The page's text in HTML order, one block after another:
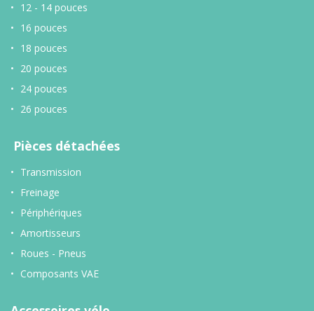
12 - 14 pouces
16 pouces
18 pouces
20 pouces
24 pouces
26 pouces
Pièces détachées
Transmission
Freinage
Périphériques
Amortisseurs
Roues - Pneus
Composants VAE